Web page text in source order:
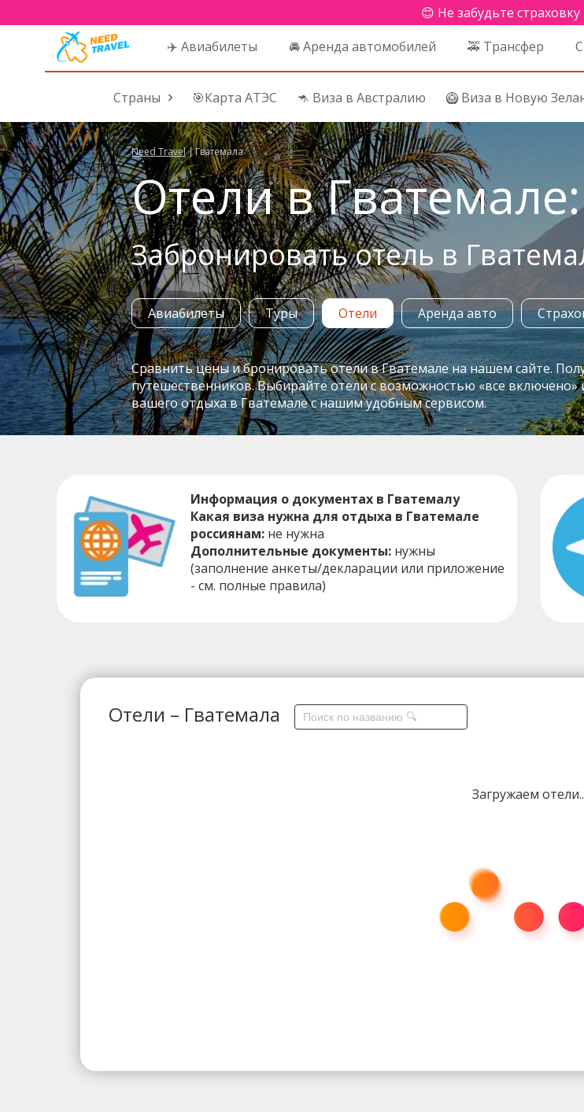
😊 Не забудьте
✈️ Авиабилеты 🚘 Аренда автомобилей 🚕 Трансфер
Страны 🎯Карта АТЭС 🦘 Виза в Австралию 🥝 Виза в Новую
Need Travel|Гватемала
Отели в
Забронировать отель в
Авиабилеты Туры Отели Аренда авто
Сравнить цены и бронировать отели в Гватемале на нашем сайте.
путешественников. Выбирайте отели с возможностью «все
вашего отдыха в Гватемале с нашим удобным сервисом.
Информация о документах в Гватемалу
Какая виза нужна для отдыха в Гватемале
россиянам: не нужна
Дополнительные документы: нужны
(заполнение анкеты/декларации или приложение
- см. полные правила)
Отели – Гватемала
Загружаем